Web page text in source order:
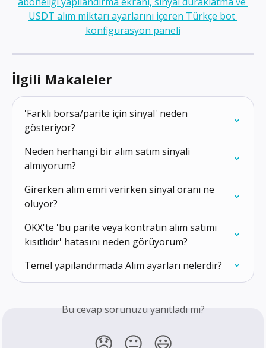
İlgili Makaleler
'Farklı borsa/parite için sinyal' neden
gösteriyor?
Neden herhangi bir alım satım sinyali
almıyorum?
Girerken alım emri verirken sinyal oranı ne
oluyor?
OKX'te 'bu parite veya kontratın alım satımı
kısıtlıdır' hatasını neden görüyorum?
Temel yapılandırmada Alım ayarları nelerdir?
Bu cevap sorunuzu yanıtladı mı?